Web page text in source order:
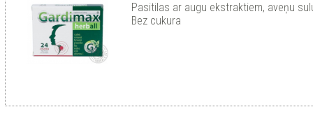
Pasitilas ar augu ekstraktiem, aveņu
Bez cukura